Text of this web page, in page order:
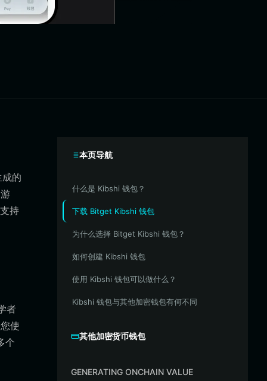
的
持
者
使
个
本页导航
什么是 Kibshi 钱包？
下载 Bitget Kibshi 钱包
为什么选择 Bitget Kibshi 钱包？
如何创建 Kibshi 钱包
使用 Kibshi 钱包可以做什么？
Kibshi 钱包与其他加密钱包有何不同
其他加密货币钱包
GENERATING ONCHAIN VALUE